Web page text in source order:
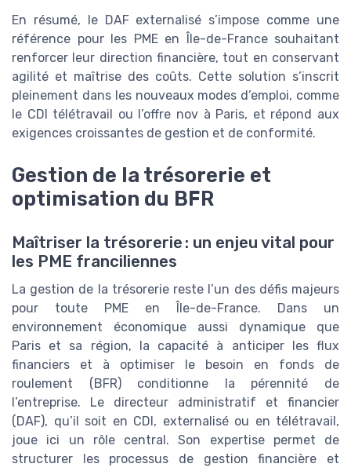
En résumé, le DAF externalisé s’impose comme une
référence pour les PME en Île-de-France souhaitant
renforcer leur direction financière, tout en conservant
agilité et maîtrise des coûts. Cette solution s’inscrit
pleinement dans les nouveaux modes d’emploi, comme
le CDI télétravail ou l’offre nov à Paris, et répond aux
exigences croissantes de gestion et de conformité.
Gestion de la trésorerie et
optimisation du BFR
Maîtriser la trésorerie : un enjeu vital pour
les PME franciliennes
La gestion de la trésorerie reste l’un des défis majeurs
pour toute PME en Île-de-France. Dans un
environnement économique aussi dynamique que
Paris et sa région, la capacité à anticiper les flux
financiers et à optimiser le besoin en fonds de
roulement (BFR) conditionne la pérennité de
l’entreprise. Le directeur administratif et financier
(DAF), qu’il soit en CDI, externalisé ou en télétravail,
joue ici un rôle central. Son expertise permet de
structurer les processus de gestion financière et